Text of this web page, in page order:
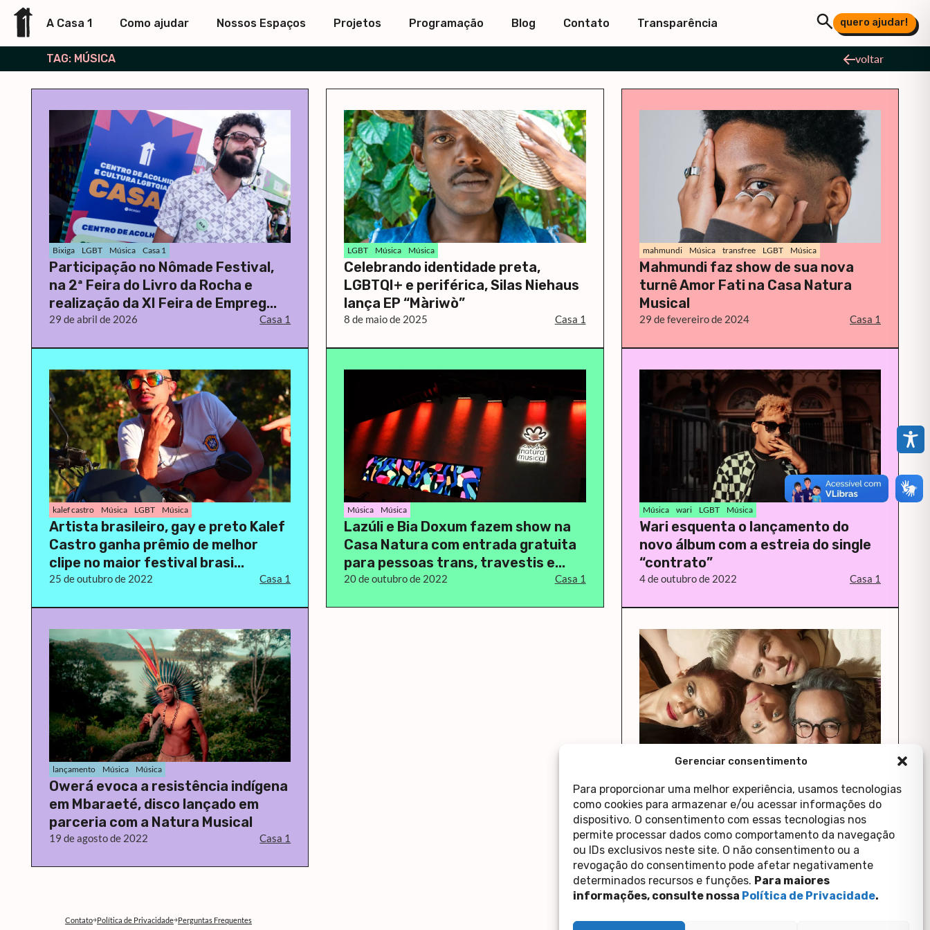
Gerenciar consentimento
Para proporcionar uma melhor experiência, usamos tecnologias
como cookies para armazenar e/ou acessar informações do
dispositivo. O consentimento com essas tecnologias nos
permite processar dados como comportamento da navegação
ou IDs exclusivos neste site. O não consentimento ou a
revogação do consentimento pode afetar negativamente
determinados recursos e funções. Para maiores
informações, consulte nossa Política de Privacidade.
A Casa 1 Como ajudar Nossos Espaços Projetos Programação Blog Contato Transparência quero ajudar!
TAG: MÚSICA voltar
Bixiga LGBT Música Casa 1
Participação no Nômade Festival,
na 2ª Feira do Livro da Rocha e
realização da XI Feira de Empreg...
29 de abril de 2026 Casa 1
LGBT Música Música
Celebrando identidade preta,
LGBTQI+ e periférica, Silas Niehaus
lança EP “Màriwò”
8 de maio de 2025 Casa 1
mahmundi Música transfree LGBT Música
Mahmundi faz show de sua nova
turnê Amor Fati na Casa Natura
Musical
29 de fevereiro de 2024 Casa 1
kalef castro Música LGBT Música
Artista brasileiro, gay e preto Kalef
Castro ganha prêmio de melhor
clipe no maior festival brasi...
25 de outubro de 2022 Casa 1
Música Música
Lazúli e Bia Doxum fazem show na
Casa Natura com entrada gratuita
para pessoas trans, travestis e...
20 de outubro de 2022 Casa 1
Música wari LGBT Música
Wari esquenta o lançamento do
novo álbum com a estreia do single
“contrato”
4 de outubro de 2022 Casa 1
lançamento Música Música
Owerá evoca a resistência indígena
em Mbaraeté, disco lançado em
parceria com a Natura Musical
19 de agosto de 2022 Casa 1
Coluna Viada 03.05 a 05.05
3 de maio de 2019 Iran Giusti
Contato Política de Privacidade Perguntas Frequentes